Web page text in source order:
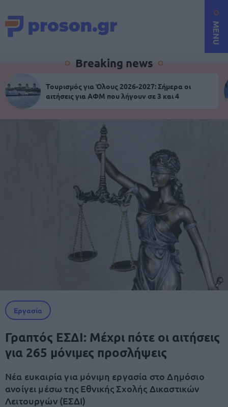
MENU
Breaking news
Τουρισμός για Όλους 2026-2027: Σήμερα οι
αιτήσεις για ΑΦΜ που λήγουν σε 3 και 4
Εργασία
Γραπτός ΕΣΔΙ: Μέχρι πότε οι αιτήσεις
για 265 μόνιμες προσλήψεις
Νέα ευκαιρία για μόνιμη εργασία στο Δημόσιο
ανοίγει μέσω της Εθνικής Σχολής Δικαστικών
Λειτουργών (ΕΣΔΙ)